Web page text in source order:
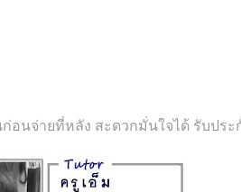
นจ่ายที่หลัง สะดวกมั่นใจได้ รับปร